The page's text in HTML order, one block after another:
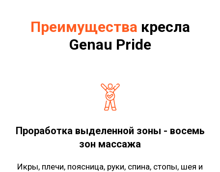
Преимущества кресла
Genau Pride
Проработка выделенной зоны - восемь
зон массажа
Икры, плечи, поясница, руки, спина, стопы, шея и